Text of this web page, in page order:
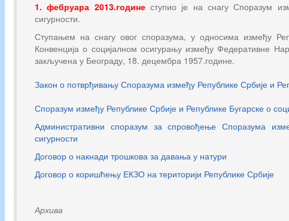
1. фебруара 2013.годинеступио је на снагу Споразум
сигурности.
Ступањем на снагу овог споразума, у односима између
Конвенција о социјалном осигурању између Федеративне
закључена у Београду, 18. децембра 1957.године.
Закон о потврђивању Споразума између Републике Србије и
Споразум између Републике Србије и Републике Бугарске о
Административни споразум за спровођење Споразума
сигурности
Договор о накнади трошкова за давања у натури
Договор о коришћењу ЕКЗО на територији Републике Србије
Архива